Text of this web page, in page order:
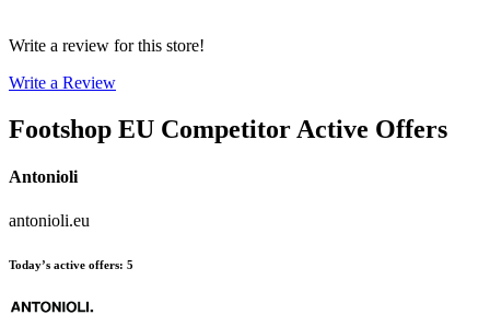
Write a review for this store!
Write a Review
Footshop EU Competitor Active Offers
Antonioli
antonioli.eu
Today’s active offers: 5